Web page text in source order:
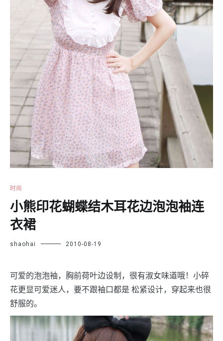
时尚
小熊印花蝴蝶结木耳花边泡泡袖连
衣裙
shaohai 2010-08-19
可爱的泡泡袖，胸前荷叶边设制，很有淑女味道哦！小碎
花更显可爱迷人，要不跟袖口都是 松紧设计，穿起来也很
舒服的。